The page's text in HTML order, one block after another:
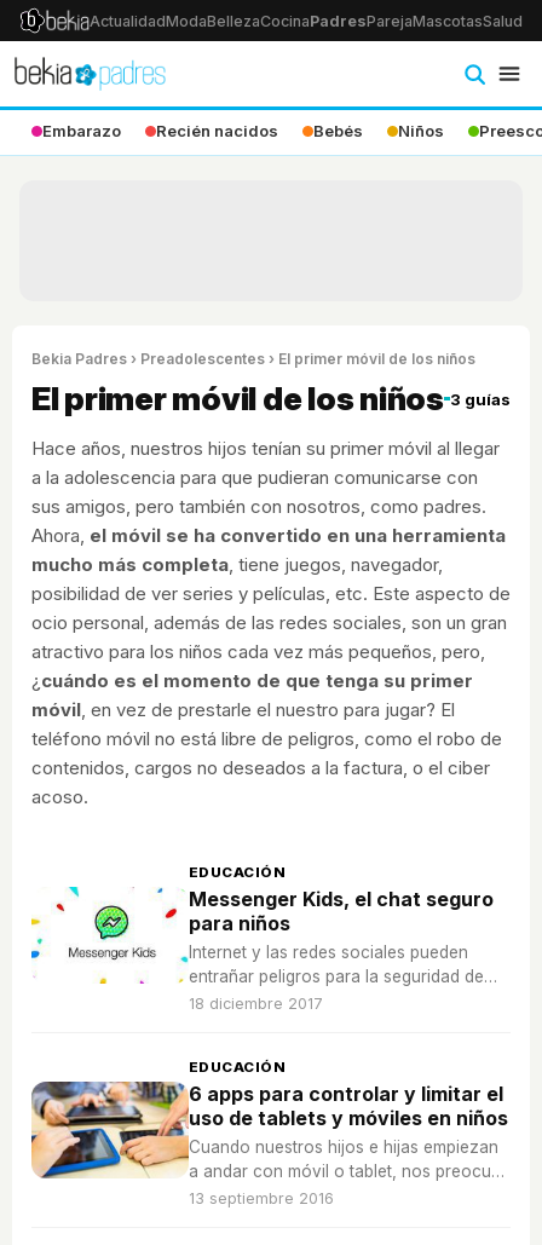
ActualidadModaBellezaCocinaPadresParejaMascotasSalud
Embarazo Recién nacidos Bebés Niños
Bekia Padres › Preadolescentes › El primer móvil de los niños
El primer móvil de los niños 3 guías
Hace años, nuestros hijos tenían su primer móvil al llegar
a la adolescencia para que pudieran comunicarse con
sus amigos, pero también con nosotros, como padres.
Ahora, el móvil se ha convertido en una herramienta
mucho más completa, tiene juegos, navegador,
posibilidad de ver series y películas, etc. Este aspecto de
ocio personal, además de las redes sociales, son un gran
atractivo para los niños cada vez más pequeños, pero,
¿ cuándo es el momento de que tenga su primer
móvil, en vez de prestarle el nuestro para jugar? El
teléfono móvil no está libre de peligros, como el robo de
contenidos, cargos no deseados a la factura, o el ciber
acoso.
EDUCACIÓN
Messenger Kids, el chat seguro
para niños
Internet y las redes sociales pueden
entrañar peligros para la seguridad de
los niños, por eso Facebook ha credo
18 diciembre 2017
EDUCACIÓN
6 apps para controlar y limitar el
uso de tablets y móviles en niños
Cuando nuestros hijos e hijas empiezan
a andar con móvil o tablet, nos preocupa
que puedan poner en peligro su
13 septiembre 2016